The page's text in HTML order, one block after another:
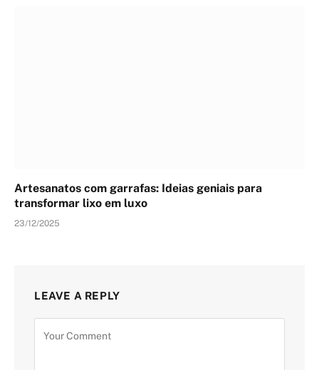
Artesanatos com garrafas: Ideias geniais para
transformar lixo em luxo
23/12/2025
LEAVE A REPLY